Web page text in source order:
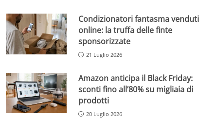
Condizionatori fantasma venduti
online: la truffa delle finte
sponsorizzate
21 Luglio 2026
Amazon anticipa il Black Friday:
sconti fino all’80% su migliaia di
prodotti
20 Luglio 2026